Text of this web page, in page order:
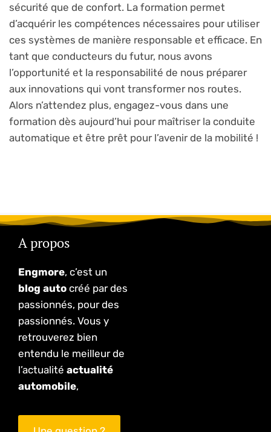
sécurité que de confort. La formation permet
d’acquérir les compétences nécessaires pour utiliser
ces systèmes de manière responsable et efficace. En
tant que conducteurs du futur, nous avons
l’opportunité et la responsabilité de nous préparer
aux innovations qui vont transformer nos routes.
Alors n’attendez plus, engagez-vous dans une
formation dès aujourd’hui pour maîtriser la conduite
automatique et être prêt pour l’avenir de la mobilité !
A propos
Engmore, c’est un
blog auto créé par des
passionnés, pour des
passionnés. Vous y
retrouverez bien
entendu le meilleur de
l’actualité actualité
automobile,